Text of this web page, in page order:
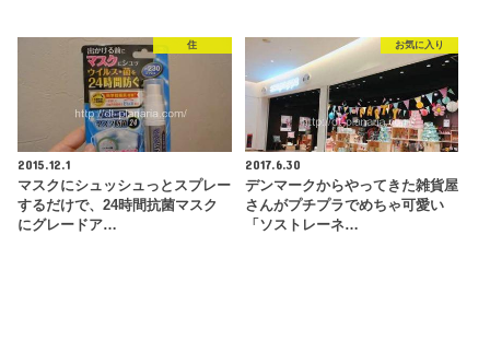
住
2015.12.1
マスクにシュッシュっとスプレー
するだけで、24時間抗菌マスク
にグレードア…
お気に入り
2017.6.30
デンマークからやってきた雑貨屋
さんがプチプラでめちゃ可愛い
「ソストレーネ…